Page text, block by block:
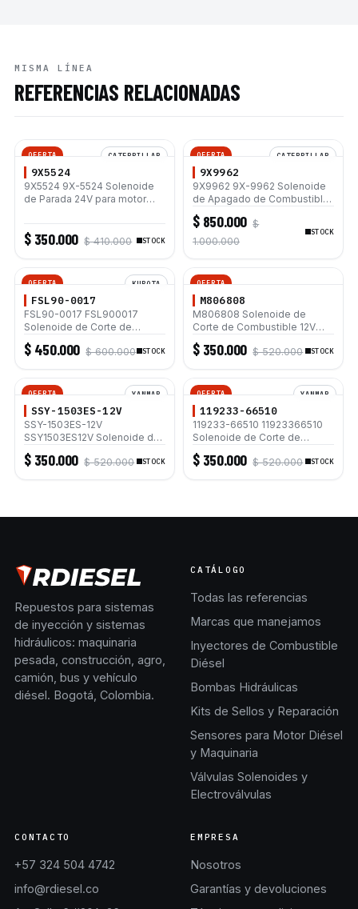
MISMA LÍNEA
REFERENCIAS RELACIONADAS
OFERTA CATERPILLAR
9X5524
9X5524 9X-5524 Solenoide
de Parada 24V para motor
$ 350.000 $ 410.000 STOCK
OFERTA CATERPILLAR
9X9962
9X9962 9X-9962 Solenoide
de Apagado de Combustible
para caterpillar 330 330-A
330B 12G 12H 140G 140H
$ 850.000 $
1.000.000
STOCK
OFERTA KUBOTA
FSL90-0017
FSL90-0017 FSL900017
Solenoide de Corte de
Combustible para Motor
Kubota V2403 V2607 V3300
$ 450.000 $ 600.000 STOCK
OFERTA
M806808
M806808 Solenoide de
Corte de Combustible 12V
para Motor Yanmar 3TNV88
4TNV88 3TNV76 3D88E
$ 350.000 $ 520.000 STOCK
OFERTA YANMAR
SSY-1503ES-12V
SSY-1503ES-12V
SSY1503ES12V Solenoide de
Corte de Combustible 12V
para Motor Yanmar 3TNV88
$ 350.000 $ 520.000 STOCK
OFERTA YANMAR
119233-66510
119233-66510 11923366510
Solenoide de Corte de
Combustible 12V para Motor
Yanmar 3TNV88 4TNV88
$ 350.000 $ 520.000 STOCK
Repuestos para sistemas
de inyección y sistemas
hidráulicos: maquinaria
pesada, construcción, agro,
camión, bus y vehículo
diésel. Bogotá, Colombia.
CATÁLOGO
Todas las referencias
Marcas que manejamos
Inyectores de Combustible
Diésel
Bombas Hidráulicas
Kits de Sellos y Reparación
Sensores para Motor Diésel
y Maquinaria
Válvulas Solenoides y
Electroválvulas
CONTACTO
+57 324 504 4742
info@rdiesel.co
EMPRESA
Nosotros
Garantías y devoluciones